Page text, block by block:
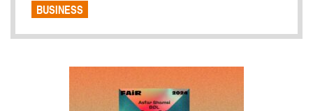
BUSINESS